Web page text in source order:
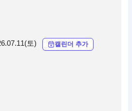
토) 캘린더 추가